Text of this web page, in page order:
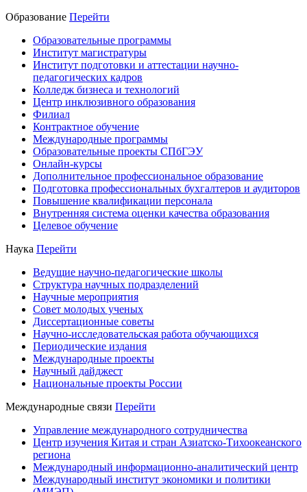
Образование Перейти
Образовательные программы
Институт магистратуры
Институт подготовки и аттестации научно-
педагогических кадров
Колледж бизнеса и технологий
Центр инклюзивного образования
Филиал
Контрактное обучение
Международные программы
Образовательные проекты СПбГЭУ
Онлайн-курсы
Дополнительное профессиональное образование
Подготовка профессиональных бухгалтеров и аудиторов
Повышение квалификации персонала
Внутренняя система оценки качества образования
Целевое обучение
Наука Перейти
Ведущие научно-педагогические школы
Структура научных подразделений
Научные мероприятия
Совет молодых ученых
Диссертационные советы
Научно-исследовательская работа обучающихся
Периодические издания
Международные проекты
Научный дайджест
Национальные проекты России
Международные связи Перейти
Управление международного сотрудничества
Центр изучения Китая и стран Азиатско-Тихоокеанского
региона
Международный информационно-аналитический центр
Международный институт экономики и политики